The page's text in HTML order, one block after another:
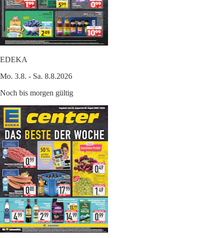
EDEKA
Mo. 3.8. - Sa. 8.8.2026
Noch bis morgen gültig